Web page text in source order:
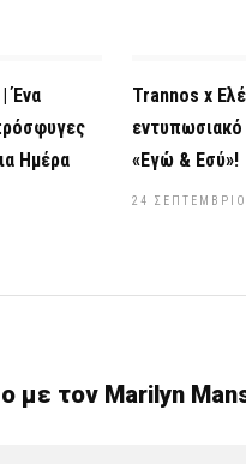
Ένα
Ημέρα
Trannos x
«Εγώ & Εσύ»!
24
με τον Marilyn